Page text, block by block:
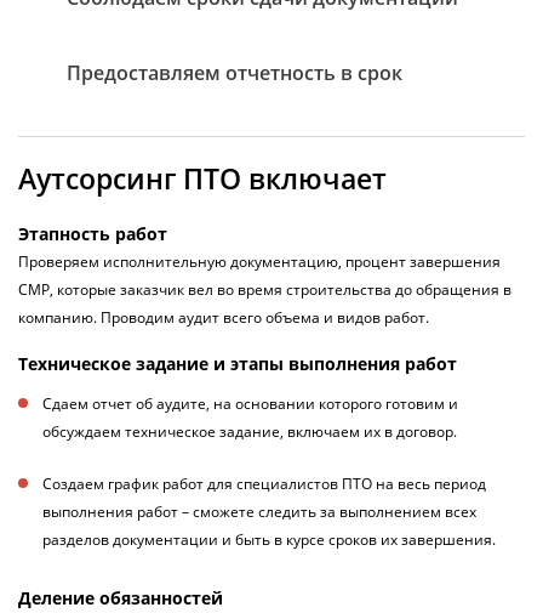
Предоставляем отчетность в срок
Аутсорсинг ПТО включает
Этапность работ
Проверяем исполнительную документацию, процент завершения
СМР, которые заказчик вел во время строительства до обращения в
компанию. Проводим аудит всего объема и видов работ.
Техническое задание и этапы выполнения работ
Сдаем отчет об аудите, на основании которого готовим и
обсуждаем техническое задание, включаем их в договор.
Создаем график работ для специалистов ПТО на весь период
выполнения работ – сможете следить за выполнением всех
разделов документации и быть в курсе сроков их завершения.
Деление обязанностей